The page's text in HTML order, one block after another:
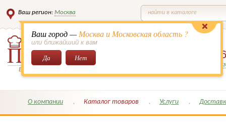
Ваш регион: Москва
Ваш город —Москва и Московская область ?
или ближайший к вам
Да Нет
найти в каталоге
Всё для кондитеров и поваров!
649-
Заказать обратный
О компании Каталог товаров Услуги